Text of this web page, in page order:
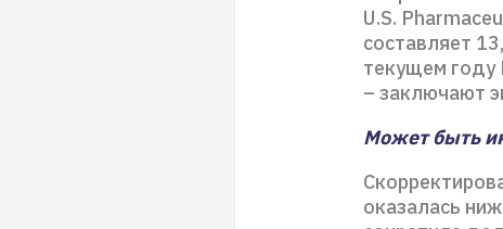
U.S.
составляет
текущем году
– заключают
Может быть
оказалась